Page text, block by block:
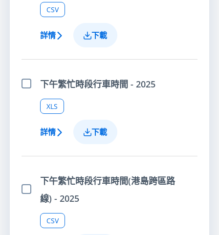
CSV
詳情 下載
選擇項目下午繁忙時段行車時間 - 2025
XLS
詳情 下載
選擇項目
下午繁忙時段行車時間(港島跨區路
線) - 2025
CSV